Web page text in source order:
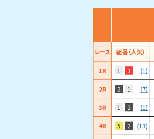
レース 組番（人気）
1R 1 3 (1)
2R 2 1 (7)
3R 1 2 (1)
4R 5 2 (13)